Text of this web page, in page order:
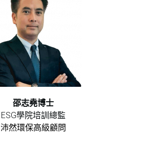
邵志堯博士
ESG學院培訓總監
沛然環保高級顧問